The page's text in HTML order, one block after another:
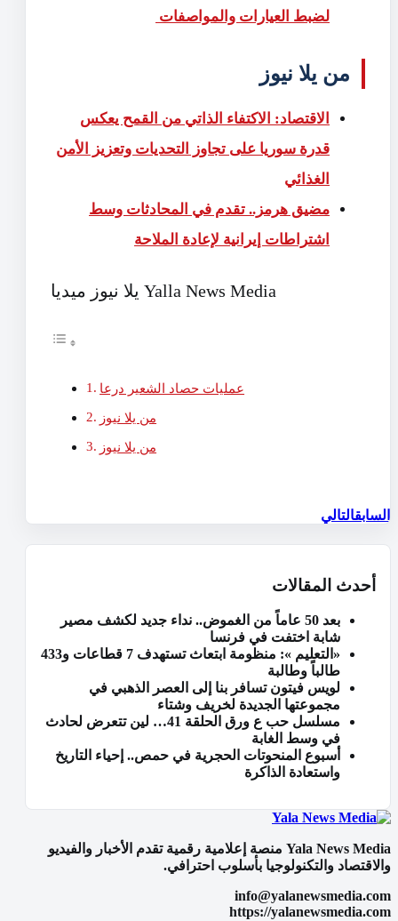
لضبط العيارات ‌‏والمواصفات‎ ‎
من يلا نيوز
الاقتصاد: الاكتفاء الذاتي من القمح يعكس
قدرة سوريا على تجاوز التحديات ‏وتعزيز الأمن
الغذائي
مضيق هرمز.. تقدم في المحادثات وسط
اشتراطات إيرانية لإعادة الملاحة
يلا نيوز ميديا Yalla News Media
عمليات حصاد الشعير درعا
من يلا نيوز
من يلا نيوز
السابقالتالي
أحدث المقالات
بعد 50 عاماً من الغموض.. نداء جديد لكشف مصير
شابة اختفت في فرنسا
«التعليم »: منظومة ابتعاث تستهدف 7 قطاعات و433
طالباً وطالبة
لويس فيتون تسافر بنا إلى العصر الذهبي في
مجموعتها الجديدة لخريف وشتاء
مسلسل حب ع ورق الحلقة 41… لين تتعرض لحادث
في وسط الغابة
أسبوع المنحوتات الحجرية في حمص.. إحياء التاريخ
واستعادة الذاكرة
Yala News Media منصة إعلامية رقمية تقدم الأخبار والفيديو
والاقتصاد والتكنولوجيا بأسلوب احترافي.
info@yalanewsmedia.com
https://yalanewsmedia.com